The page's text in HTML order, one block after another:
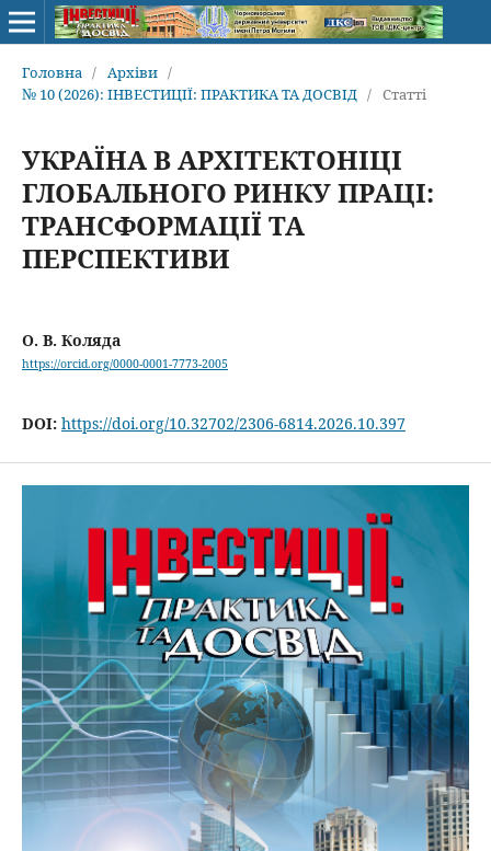
Головна / Архіви /
№ 10 (2026): ІНВЕСТИЦІЇ: ПРАКТИКА ТА ДОСВІД / Статті
УКРАЇНА В АРХІТЕКТОНІЦІ
ГЛОБАЛЬНОГО РИНКУ ПРАЦІ:
ТРАНСФОРМАЦІЇ ТА
ПЕРСПЕКТИВИ
О. В. Коляда
https://orcid.org/0000-0001-7773-2005
DOI: https://doi.org/10.32702/2306-6814.2026.10.397